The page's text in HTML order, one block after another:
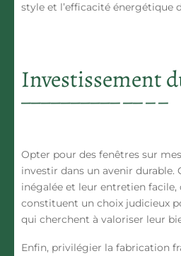
style et l’efficacité énergétique
Investissement
Opter pour des fenêtres sur
investir dans un avenir durable.
inégalée et leur entretien facile,
constituent un choix judicieux
qui cherchent à valoriser leur
Enfin, privilégier la fabrication